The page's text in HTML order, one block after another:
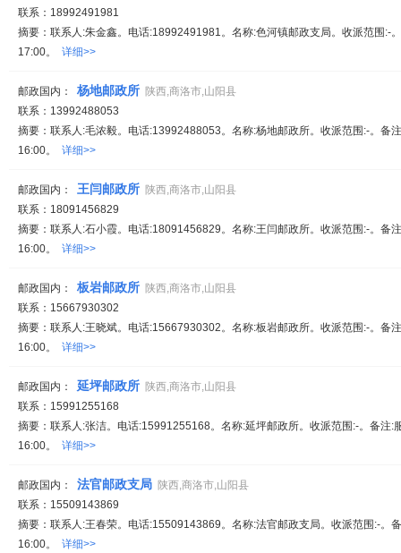
联系：18992491981
摘要：联系人:朱金鑫。电话:18992491981。名称:色河镇邮政支局。收派范围:-
17:00。 详细>>
邮政国内： 杨地邮政所 陕西,商洛市,山阳县
联系：13992488053
摘要：联系人:毛浓毅。电话:13992488053。名称:杨地邮政所。收派范围:-。备
16:00。 详细>>
邮政国内： 王闫邮政所 陕西,商洛市,山阳县
联系：18091456829
摘要：联系人:石小霞。电话:18091456829。名称:王闫邮政所。收派范围:-。备
16:00。 详细>>
邮政国内： 板岩邮政所 陕西,商洛市,山阳县
联系：15667930302
摘要：联系人:王晓斌。电话:15667930302。名称:板岩邮政所。收派范围:-。备
16:00。 详细>>
邮政国内： 延坪邮政所 陕西,商洛市,山阳县
联系：15991255168
摘要：联系人:张洁。电话:15991255168。名称:延坪邮政所。收派范围:-。备注:
16:00。 详细>>
邮政国内： 法官邮政支局 陕西,商洛市,山阳县
联系：15509143869
摘要：联系人:王春荣。电话:15509143869。名称:法官邮政支局。收派范围:-。
16:00。 详细>>